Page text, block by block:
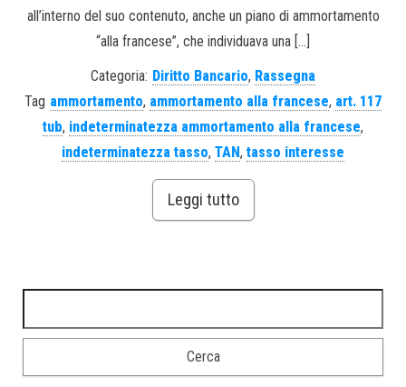
all’interno del suo contenuto, anche un piano di ammortamento
“alla francese”, che individuava una […]
Categoria: Diritto Bancario, Rassegna
Tag ammortamento, ammortamento alla francese, art. 117
tub, indeterminatezza ammortamento alla francese,
indeterminatezza tasso, TAN, tasso interesse
Leggi tutto